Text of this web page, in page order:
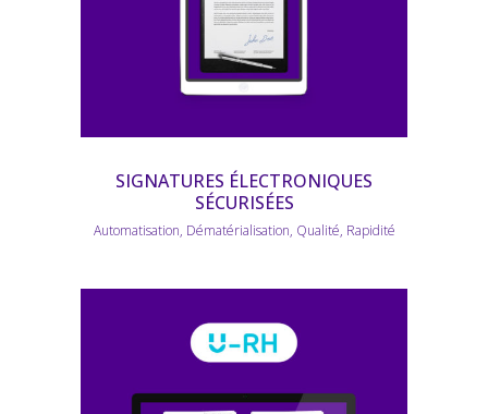
SIGNATURES ÉLECTRONIQUES
SÉCURISÉES
Automatisation, Dématérialisation, Qualité, Rapidité